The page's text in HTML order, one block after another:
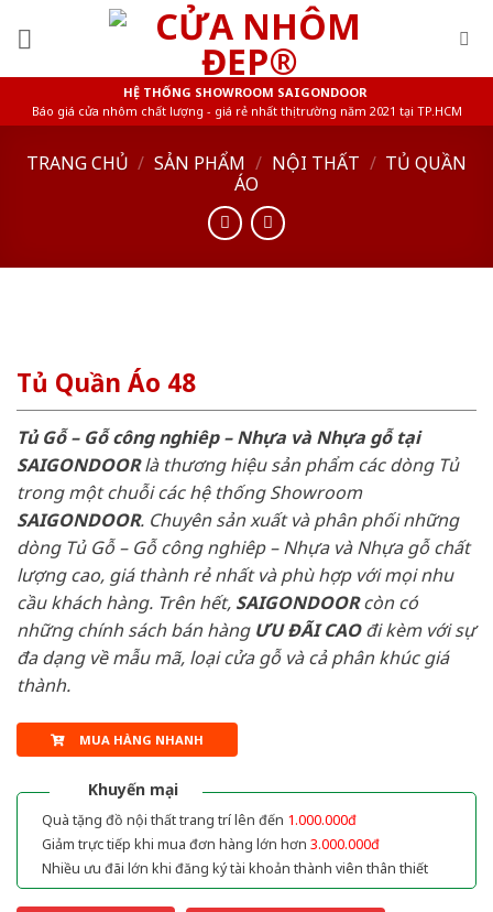
HỆ THỐNG SHOWROOM SAIGONDOOR
Báo giá cửa nhôm chất lượng - giá rẻ nhất thị trường năm 2021 tại TP.HCM
TRANG CHỦ / SẢN PHẨM / NỘI THẤT / TỦ QUẦN
ÁO
Tủ Quần Áo 48
Tủ Gỗ – Gỗ công nghiêp – Nhựa và Nhựa gỗ tại
SAIGONDOORlà thương hiệu sản phẩm các dòng Tủ
trong một chuỗi các hệ thống Showroom
SAIGONDOOR. Chuyên sản xuất và phân phối những
dòng Tủ Gỗ – Gỗ công nghiêp – Nhựa và Nhựa gỗ chất
lượng cao, giá thành rẻ nhất và phù hợp với mọi nhu
cầu khách hàng. Trên hết, SAIGONDOORcòn có
những chính sách bán hàng ƯU ĐÃI CAOđi kèm với sự
đa dạng về mẫu mã, loại cửa gỗ và cả phân khúc giá
thành.
MUA HÀNG NHANH
Khuyến mại
Quà tặng đồ nội thất trang trí lên đến 1.000.000đ
Giảm trực tiếp khi mua đơn hàng lớn hơn 3.000.000đ
Nhiều ưu đãi lớn khi đăng ký tài khoản thành viên thân thiết